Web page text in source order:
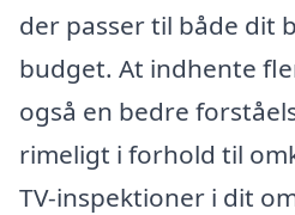
der passer til både dit
budget. At indhente
også en bedre
rimeligt i forhold til
TV-inspektioner i dit